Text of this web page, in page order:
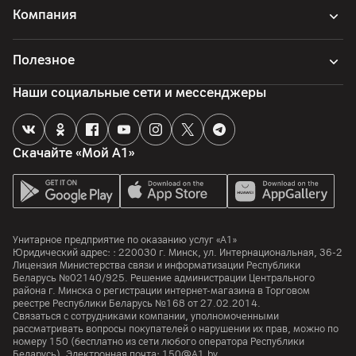
До 11 дней без подзарядки (режим экономии заряда
батареи)
SIM-карта
Формат SIM
eSIM
Стандарт
UMTS (3G) 800/850/900/1700/1800/1900/2100; LTE (4G)
B1/B2/B3/B4/B5/B7/B8/B9/B18/B19/B20/B26/B28/B34/B3
Корпус
Цвет
Черный
Габариты
Компания
Полезное
Скачайте «Мой А1»
Наши социальные сети и мессенджеры
Унитарное предприятие по оказанию услуг «А1»
Юридический адрес: : 220030 г. Минск, ул. Интернациональная, 36-2
Лицензия Министерства связи и информатизации Республики
Беларусь №02140/925. Решение администрации Центрального
района г. Минска о регистрации интернет-магазина в Торговом
реестре Республики Беларусь №168 от 27.02.2014.
Связаться с сотрудниками компании, уполномоченными
рассматривать вопросы покупателей о нарушении их прав, можно по
номеру 150 (бесплатно из сети любого оператора Республики